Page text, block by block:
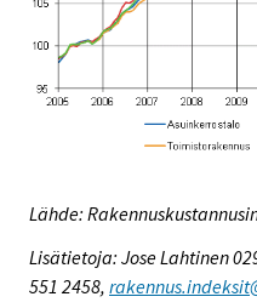
Lähde:
Lisätietoja: Jose Lahtinen
551 2458,